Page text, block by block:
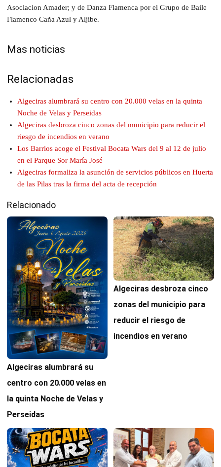
Asociacion Amader; y de Danza Flamenca por el Grupo de Baile
Flamenco Caña Azul y Aljibe.
Mas noticias
Relacionadas
Algeciras alumbrará su centro con 20.000 velas en la quinta
Noche de Velas y Perseidas
Algeciras desbroza cinco zonas del municipio para reducir el
riesgo de incendios en verano
Los Barrios acoge el Festival Bocata Wars del 9 al 12 de julio
en el Parque Sor María José
Algeciras formaliza la asunción de servicios públicos en Huerta
de las Pilas tras la firma del acta de recepción
Relacionado
Algeciras alumbrará su
centro con 20.000 velas en
la quinta Noche de Velas y
Perseidas
Algeciras desbroza cinco
zonas del municipio para
reducir el riesgo de
incendios en verano